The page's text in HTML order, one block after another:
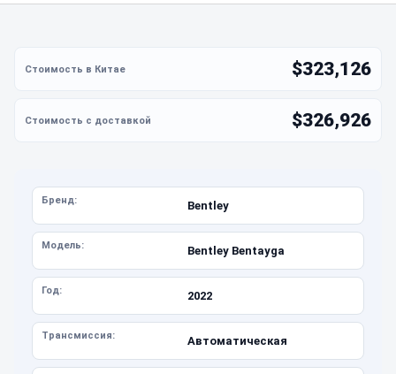
$323,126
$326,926
Бренд: Bentley
Модель: Bentley Bentayga
Год: 2022
Трансмиссия: Автоматическая